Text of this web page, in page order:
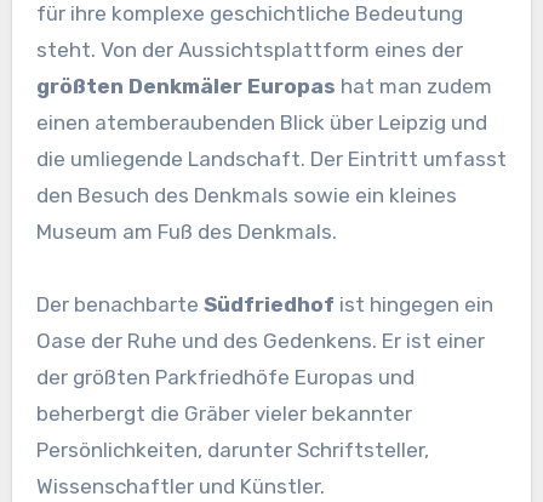
für ihre komplexe geschichtliche Bedeutung
steht. Von der Aussichtsplattform eines der
größten Denkmäler Europas hat man zudem
einen atemberaubenden Blick über Leipzig und
die umliegende Landschaft. Der Eintritt umfasst
den Besuch des Denkmals sowie ein kleines
Museum am Fuß des Denkmals.
Der benachbarte Südfriedhof ist hingegen ein
Oase der Ruhe und des Gedenkens. Er ist einer
der größten Parkfriedhöfe Europas und
beherbergt die Gräber vieler bekannter
Persönlichkeiten, darunter Schriftsteller,
Wissenschaftler und Künstler.